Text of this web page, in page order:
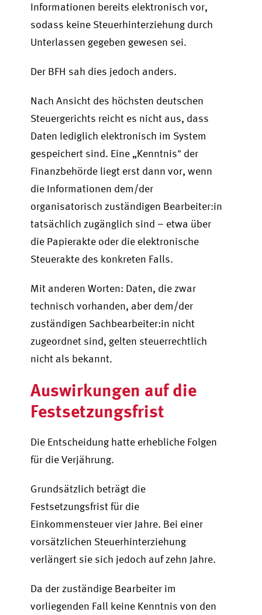
Informationen bereits elektronisch vor,
sodass keine Steuerhinterziehung durch
Unterlassen gegeben gewesen sei.
Der BFH sah dies jedoch anders.
Nach Ansicht des höchsten deutschen
Steuergerichts reicht es nicht aus, dass
Daten lediglich elektronisch im System
gespeichert sind. Eine „Kenntnis" der
Finanzbehörde liegt erst dann vor, wenn
die Informationen dem/der
organisatorisch zuständigen Bearbeiter:in
tatsächlich zugänglich sind – etwa über
die Papierakte oder die elektronische
Steuerakte des konkreten Falls.
Mit anderen Worten: Daten, die zwar
technisch vorhanden, aber dem/der
zuständigen Sachbearbeiter:in nicht
zugeordnet sind, gelten steuerrechtlich
nicht als bekannt.
Auswirkungen auf die
Festsetzungsfrist
Die Entscheidung hatte erhebliche Folgen
für die Verjährung.
Grundsätzlich beträgt die
Festsetzungsfrist für die
Einkommensteuer vier Jahre. Bei einer
vorsätzlichen Steuerhinterziehung
verlängert sie sich jedoch auf zehn Jahre.
Da der zuständige Bearbeiter im
vorliegenden Fall keine Kenntnis von den